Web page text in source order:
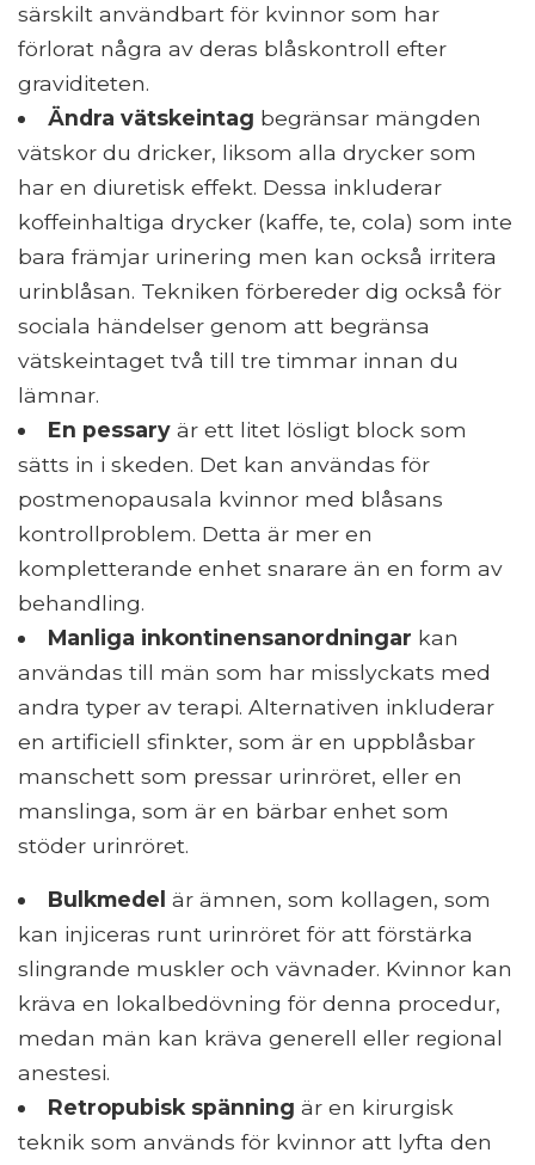
särskilt användbart för kvinnor som har
förlorat några av deras blåskontroll efter
graviditeten.
Ändra vätskeintag begränsar mängden
vätskor du dricker, liksom alla drycker som
har en diuretisk effekt. Dessa inkluderar
koffeinhaltiga drycker (kaffe, te, cola) som inte
bara främjar urinering men kan också irritera
urinblåsan. Tekniken förbereder dig också för
sociala händelser genom att begränsa
vätskeintaget två till tre timmar innan du
lämnar.
En pessary är ett litet lösligt block som
sätts in i skeden. Det kan användas för
postmenopausala kvinnor med blåsans
kontrollproblem. Detta är mer en
kompletterande enhet snarare än en form av
behandling.
Manliga inkontinensanordningar kan
användas till män som har misslyckats med
andra typer av terapi. Alternativen inkluderar
en artificiell sfinkter, som är en uppblåsbar
manschett som pressar urinröret, eller en
manslinga, som är en bärbar enhet som
stöder urinröret.
Bulkmedel är ämnen, som kollagen, som
kan injiceras runt urinröret för att förstärka
slingrande muskler och vävnader. Kvinnor kan
kräva en lokalbedövning för denna procedur,
medan män kan kräva generell eller regional
anestesi.
Retropubisk spänning är en kirurgisk
teknik som används för kvinnor att lyfta den